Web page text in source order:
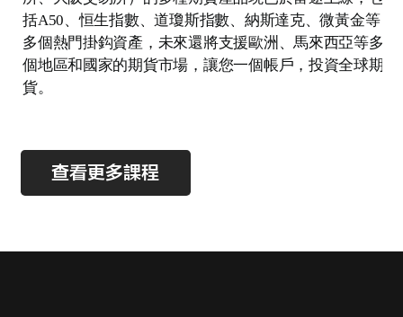
括A50、恒生指數、道瓊斯指數、納斯達克、微黃金等
多個熱門掛鈎資產，未來還將支援歐洲、馬來西亞等多
個地區和國家的期貨市場，讓您一個帳戶，投資全球期
貨。
查看更多課程